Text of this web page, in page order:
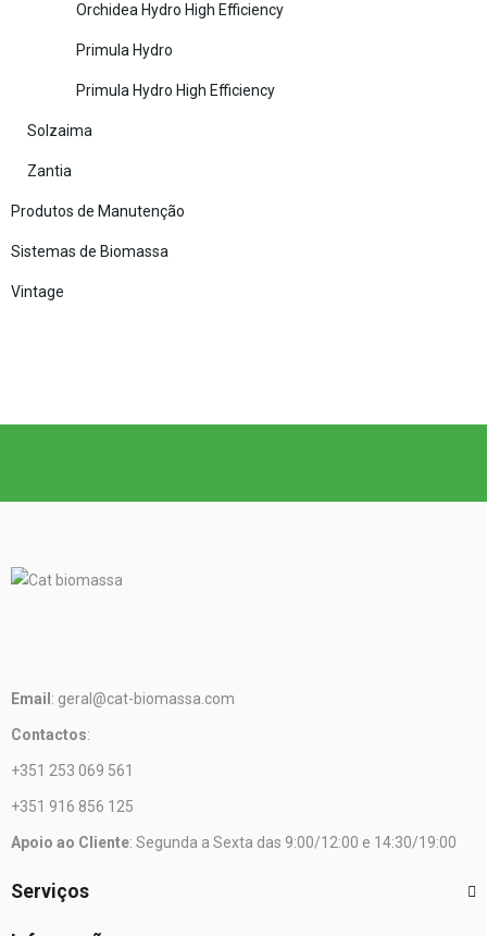
Orchidea Hydro High Efficiency
Primula Hydro
Primula Hydro High Efficiency
Solzaima
Zantia
Produtos de Manutenção
Sistemas de Biomassa
Vintage
Email : geral@cat-biomassa.com
Contactos:
+351 253 069 561
+351 916 856 125
Apoio ao Cliente: Segunda a Sexta das 9:00/12:00 e 14:30/19:00
Serviços